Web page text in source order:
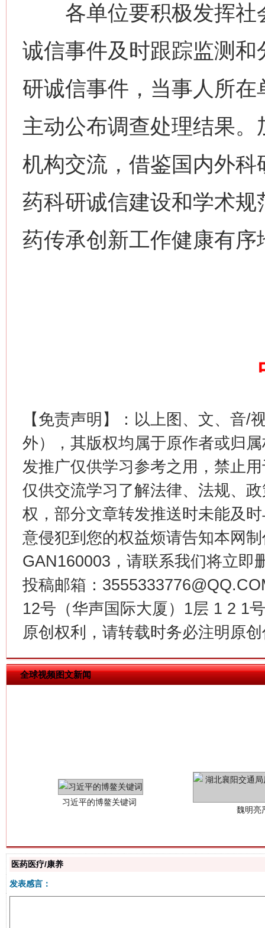
各单位要积极发挥社
诚信事件及时跟踪监测
研诚信事件，当事人所
主动公布调查处理结果
机构交流，借鉴国内外
药科研诚信建设和学术
药传承创新工作健康有序
【免责声明】：以上图、文、音/
外），其版权均属于原作者或归
发推广仅供学习参考之用，禁止
仅供交流学习了解法律、法规、
权，部分文章转发推送时未能及
意侵犯到您的权益烦请告知本网
GAN160003，请联系我们将立即
投稿邮箱：
12号（华声国际大厦）1层 1 2 1
原创权利，请转载时务必注明原
全球视频图文新闻
这是一记警钟！ 谢
在谋一域中谋全局
医药医疗/康养
发表感言：